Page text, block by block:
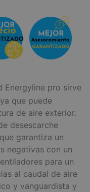
Energyline pro sirve
que puede
de aire exterior.
desescarche
garantiza un
negativas con un
para un
al caudal de aire
y vanguardista y